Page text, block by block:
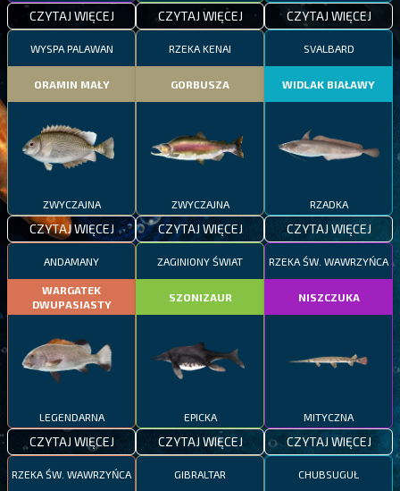
CZYTAJ WIĘCEJ CZYTAJ WIĘCEJ CZYTAJ WIĘCEJ
WYSPA PALAWAN
ORAMIN MAŁY
ZWYCZAJNA
CZYTAJ WIĘCEJ
RZEKA KENAI
GORBUSZA
ZWYCZAJNA
CZYTAJ WIĘCEJ
SVALBARD
WIDLAK BIAŁAWY
RZADKA
CZYTAJ WIĘCEJ
ANDAMANY
WARGATEK
DWUPASIASTY
LEGENDARNA
CZYTAJ WIĘCEJ
ZAGINIONY ŚWIAT
SZONIZAUR
EPICKA
CZYTAJ WIĘCEJ
RZEKA ŚW. WAWRZYŃCA
NISZCZUKA
MITYCZNA
CZYTAJ WIĘCEJ
RZEKA ŚW. WAWRZYŃCA GIBRALTAR CHUBSUGUŁ